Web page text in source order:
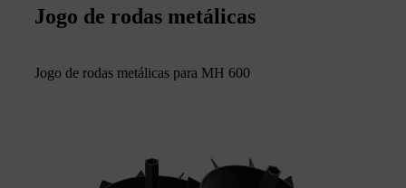
Jogo de rodas metálicas
Jogo de rodas metálicas para MH 600